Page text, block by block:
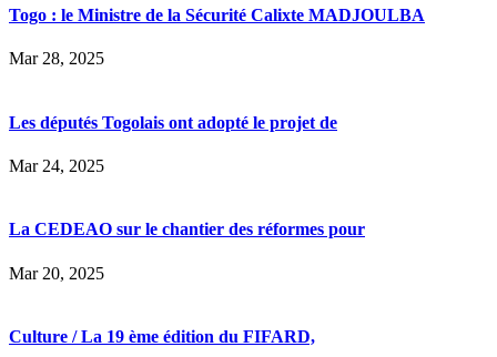
Togo : le Ministre de la Sécurité Calixte MADJOULBA
Mar 28, 2025
Les députés Togolais ont adopté le projet de
Mar 24, 2025
La CEDEAO sur le chantier des réformes pour
Mar 20, 2025
Culture / La 19 ème édition du FIFARD,